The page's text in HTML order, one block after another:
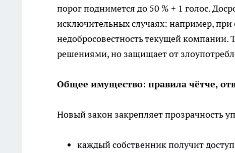
порог поднимется до 50 % + 1 голос.
исключительных случаях: например,
недобросовестность текущей компании.
решениями, но защищает от
Общее имущество: правила чётче,
Новый закон закрепляет прозрачность
каждый собственник получит